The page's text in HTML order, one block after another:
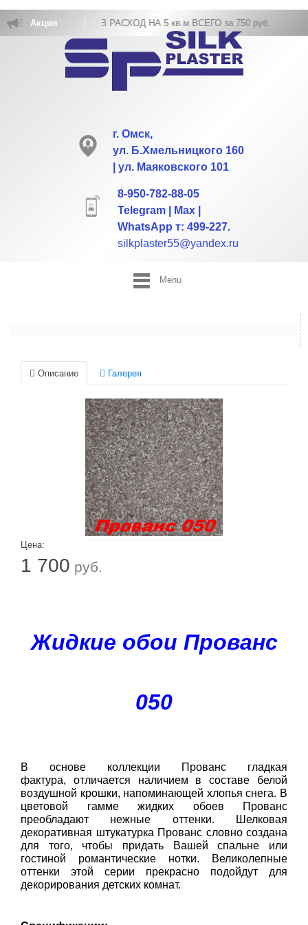
Акция
ЖИДКИХ ОБОЕВ РАСХОД НА 5 кв.м ВСЕГО за 750 руб.
г. Омск,
ул. Б.Хмельницкого 160
| ул. Маяковского 101
8-950-782-88-05
Telegram | Max |
WhatsApp т: 499-227.
silkplaster55@yandex.ru
Menu
Описание Галерея
Цена:
1 700 руб.
Жидкие обои Прованс
050
В основе коллекции Прованс гладкая
фактура, отличается наличием в составе белой
воздушной крошки, напоминающей хлопья снега. В
цветовой гамме жидких обоев Прованс
преобладают нежные оттенки. Шелковая
декоративная штукатурка Прованс словно создана
для того, чтобы придать Вашей спальне или
гостиной романтические нотки. Великолепные
оттенки этой серии прекрасно подойдут для
декорирования детских комнат.